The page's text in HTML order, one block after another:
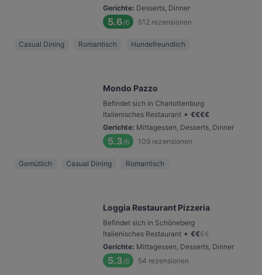
Gerichte: Desserts, Dinner
5.6/6 512 rezensionen
Casual Dining Romantisch Hundefreundlich
Mondo Pazzo
Befindet sich in Charlottenburg
Italienisches Restaurant • €€€€
Gerichte: Mittagessen, Desserts, Dinner
5.3/6 109 rezensionen
Gemütlich Casual Dining Romantisch
Loggia Restaurant Pizzeria
Befindet sich in Schöneberg
Italienisches Restaurant • €€€€
Gerichte: Mittagessen, Desserts, Dinner
5.3/6 54 rezensionen